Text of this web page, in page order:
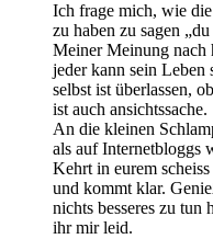
Ich frage mich, wie die
zu haben zu sagen
Meiner Meinung nach
jeder kann sein
selbst ist überlassen,
ist auch ansichtssache.
An die kleinen
als auf Internetbloggs
Kehrt in eurem
und kommt klar.
nichts besseres zu tun
ihr mir leid.